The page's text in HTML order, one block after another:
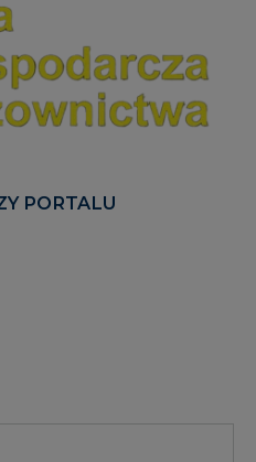
PORTALU